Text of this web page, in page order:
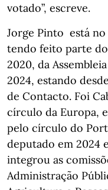
votado”, escreve.
Jorge Pinto está no
tendo feito parte
2020, da
2024, estando
de Contacto. Foi
círculo da Europa,
pelo círculo do
deputado em 2024
integrou as
Administração